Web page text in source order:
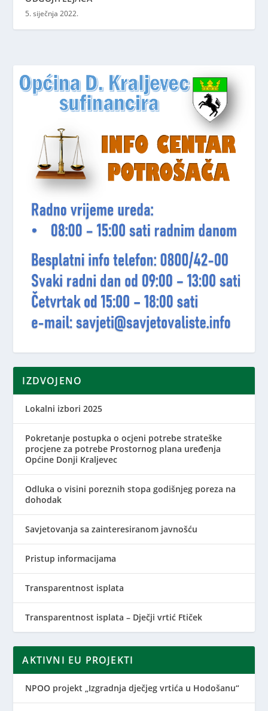
5. siječnja 2022.
IZDVOJENO
Lokalni izbori 2025
Pokretanje postupka o ocjeni potrebe strateške
procjene za potrebe Prostornog plana uređenja
Općine Donji Kraljevec
Odluka o visini poreznih stopa godišnjeg poreza na
dohodak
Savjetovanja sa zainteresiranom javnošću
Pristup informacijama
Transparentnost isplata
Transparentnost isplata – Dječji vrtić Ftiček
AKTIVNI EU PROJEKTI
NPOO projekt „Izgradnja dječjeg vrtića u Hodošanu“